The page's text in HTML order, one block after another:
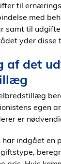
til
med
samt til
yder disse
af det
egen
er
har indgået en